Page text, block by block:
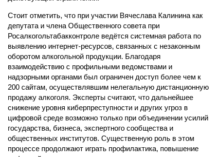
Стоит отметить, что при участии Вячеслава Калинина как
депутата и члена Общественного совета при
Росалкогольтабакконтроле ведётся системная работа по
выявлению интернет-ресурсов, связанных с незаконным
оборотом алкогольной продукции. Благодаря
взаимодействию с профильными ведомствами и
надзорными органами был ограничен доступ более чем к
200 сайтам, осуществлявшим нелегальную дистанционную
продажу алкоголя. Эксперты считают, что дальнейшее
снижение уровня киберпреступности и других угроз в
цифровой среде возможно только при объединении усилий
государства, бизнеса, экспертного сообщества и
общественных институтов. Существенную роль в этом
процессе продолжают играть профилактика, повышение